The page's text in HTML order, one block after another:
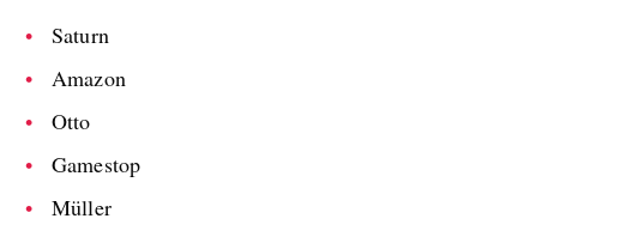
Saturn
Amazon
Otto
Gamestop
Müller